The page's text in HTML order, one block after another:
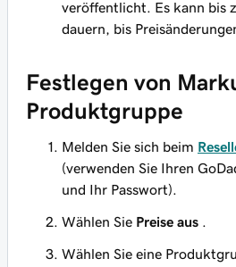
veröffentlicht. Es kann bis
dauern, bis
Festlegen von
Produktgruppe
Melden Sie sich beim
(verwenden Sie Ihren
und Ihr Passwort).
Wählen Sie Preise aus .
Wählen Sie eine